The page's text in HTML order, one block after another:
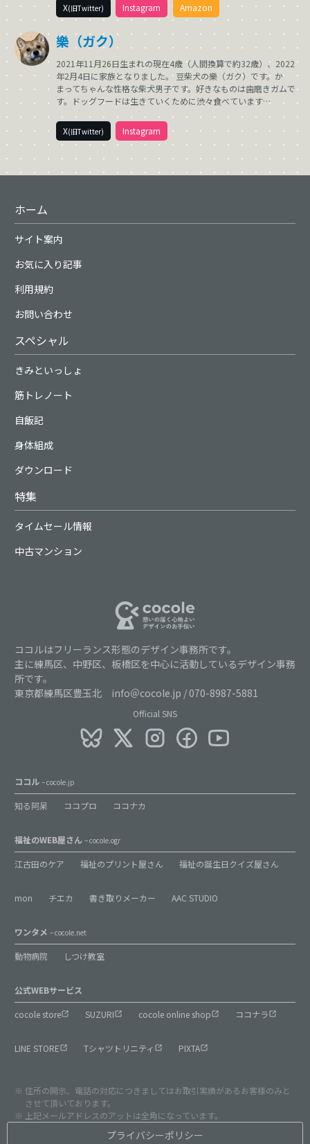
X(旧Twitter) Instagram Amazon
樂（ガク）
2021年11月26日生まれの現在4歳（人間換算で約32歳）、2022
年2月4日に家族となりました。 豆柴犬の樂（ガク）です。か
まってちゃんな性格な柴犬男子です。好きなものは歯磨きガムで
す。ドッグフードは生きていくために渋々食べています…
X(旧Twitter) Instagram
ホーム
サイト案内
お気に入り記事
利用規約
お問い合わせ
スペシャル
きみといっしょ
筋トレノート
自飯記
身体組成
ダウンロード
特集
タイムセール情報
中古マンション
ココルはフリーランス形態のデザイン事務所です。
主に練馬区、中野区、板橋区を中心に活動しているデザイン事務
所です。
東京都練馬区豊玉北 info＠cocole.jp / 070-8987-5881
Official SNS
ココル – cocole.jp
知る阿呆 ココプロ ココナカ
福祉のWEB屋さん – cocole.ogr
江古田のケア 福祉のプリント屋さん 福祉の誕生日クイズ屋さん
mon チエカ 書き取りメーカー AAC STUDIO
ワンタメ – cocole.net
動物病院 しつけ教室
公式WEBサービス
cocole store SUZURI cocole online shop ココナラ
LINE STORE Tシャツトリニティ PIXTA
住所の開示、電話の対応につきましてはお取引実績があるお客様のみと
させて頂いております。
上記メールアドレスのアットは全角になっています。
プライバシーポリシー